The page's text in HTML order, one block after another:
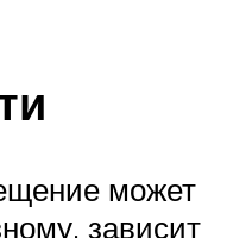
может
зависит